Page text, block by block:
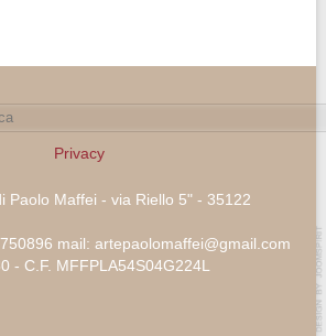
Privacy
Paolo Maffei - via Riello 5" - 35122
mail: artepaolomaffei@gmail.com
- C.F. MFFPLA54S04G224L